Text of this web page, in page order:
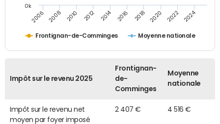
Frontignan-de-Comminges Moyenne nationale
2006 2008 2010 2012 2014 2016 2018 2020 2022 2024
0k
Impôt sur le revenu 2025
Frontignan-
de-
Comminges
Moyenne
nationale
Impôt sur le revenu net
moyen par foyer imposé
2 407 € 4 516 €